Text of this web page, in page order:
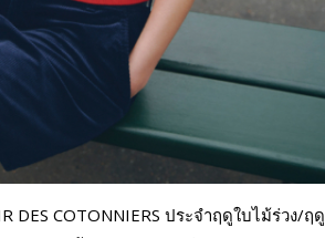
DES COTONNIERS ประจำฤดูใบไม้ร่วง/ฤดู